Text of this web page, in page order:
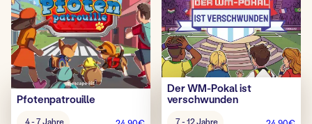
Pfotenpatrouille
4 - 7 Jahre
Der WM-Pokal ist
verschwunden
7 - 12 Jahre